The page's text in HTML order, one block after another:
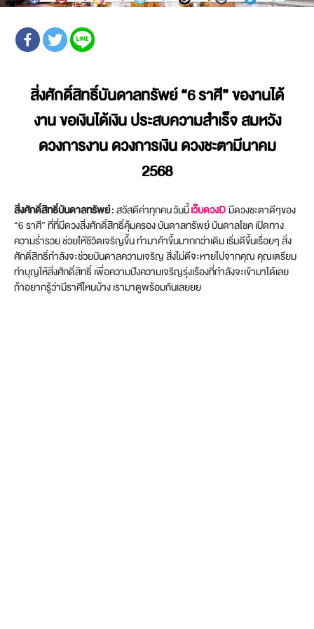
สิ่งศักดิ์สิทธิ์บันดาลทรัพย์“6 ราศี” ของานได้
งาน ขอเงินได้เงิน ประสบความสำเร็จ สมหวัง
ดวงการงาน ดวงการเงินดวงชะตามีนาคม
2568
สิ่งศักดิ์สิทธิ์บันดาลทรัพย์: สวัสดีค่าทุกคน วันนี้เว็บดวงDมีดวงชะตาดีๆของ
“6 ราศี” ที่ที่มีดวงสิ่งศักดิ์สิทธิ์คุ้มครอง บันดาลทรัพย์ บันดาลโชค เปิดทาง
ความร่ำรวย ช่วยให้ชีวิตเจริญขึ้น ทำมาค้าขึ้นมากกว่าเดิม เริ่มดีขึ้นเรื่อยๆ สิ่ง
ศักดิ์สิทธิ์กำลังจะช่วยบันดาลความเจริญ สิ่งไม่ดีจะหายไปจากคุณ คุณเตรียม
ทำบุญให้สิ่งศักดิ์สิทธิ์ เพื่อความปังความเจริญรุ่งเรืองที่กำลังจะเข้ามาได้เลย
ถ้าอยากรู้ว่ามีราศีไหนบ้าง เรามาดูพร้อมกันเลยยย